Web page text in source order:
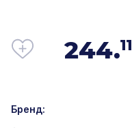
244.11
Бренд: